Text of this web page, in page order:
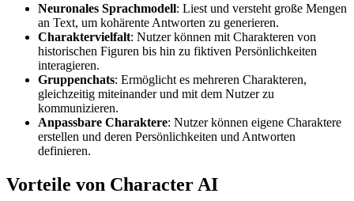
Neuronales Sprachmodell: Liest und versteht große Mengen
an Text, um kohärente Antworten zu generieren.
Charaktervielfalt: Nutzer können mit Charakteren von
historischen Figuren bis hin zu fiktiven Persönlichkeiten
interagieren.
Gruppenchats: Ermöglicht es mehreren Charakteren,
gleichzeitig miteinander und mit dem Nutzer zu
kommunizieren.
Anpassbare Charaktere: Nutzer können eigene Charaktere
erstellen und deren Persönlichkeiten und Antworten
definieren.
Vorteile von Character AI